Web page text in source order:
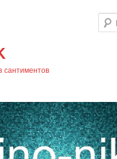
сантиментов